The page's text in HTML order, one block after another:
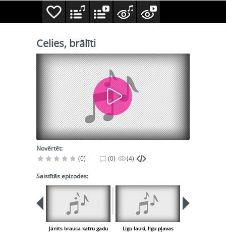
Celies, brālīti
Novērtēt:
(0)
(0) (4)
Saistītās epizodes:
Jānīts brauca katru gadu Līgo lauki, līgo pļavas